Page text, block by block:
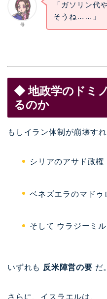
母
「ガソリン代
そうね……」
◆ 地政学のドミ
るのか
もしイラン体制が崩壊す
シリアのアサド政権
ベネズエラのマドゥ
そして ウラジーミ
いずれも 反米陣営の要 だ。
さらに、 イスラエルは、